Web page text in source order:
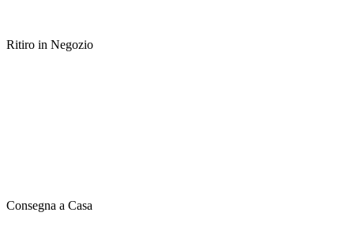
Ritiro in Negozio
Consegna a Casa